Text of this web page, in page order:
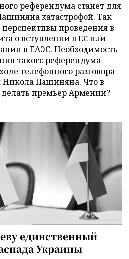
референдума станет для
катастрофой. Так
проведения в
о вступлении в ЕС или
в ЕАЭС. Необходимость
такого референдума
телефонного разговора
Пашиняна. Что в
делать премьер Армении?
единственный
Украины